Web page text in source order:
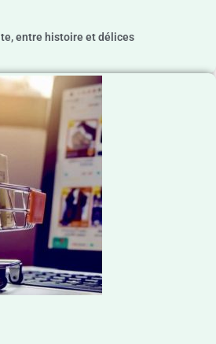
entre histoire et délices